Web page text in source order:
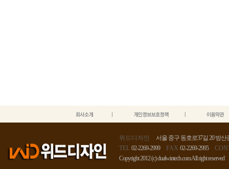
위드디자인
서울 중구 동호로37길 20 방산
TEL 02-2269-2999 FAX 02-2269-2995
Copyright 2012 (c) dualwintech.com All right reserved